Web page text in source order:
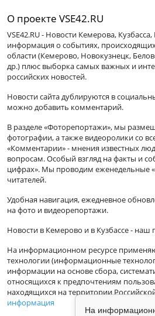
О проекте VSE42.RU
VSE42.RU - Новости Кемерова,
информация о событиях,
области (Кемерово, Новокузнецк,
др.) плюс выборка самых важных и
российских новостей.
Новости сайта дублируются в
можно добавить комментарий.
В разделе «Фоторепортажи», мы
фотографии, а также видеоролики со
«Комментарии» - мнения известных
вопросам. Особый взгляд на факты и
цифрах». Мы проводим еженедельные
читателей.
Удобная навигация, ежедневное
на фото и видеорепортажи.
Новости в Кемерово и в Кузбассе - наш
На информационном ресурсе
технологии (информационные
информации на основе сбора,
относящихся к предпочтениям
находящихся на территории
информация
На